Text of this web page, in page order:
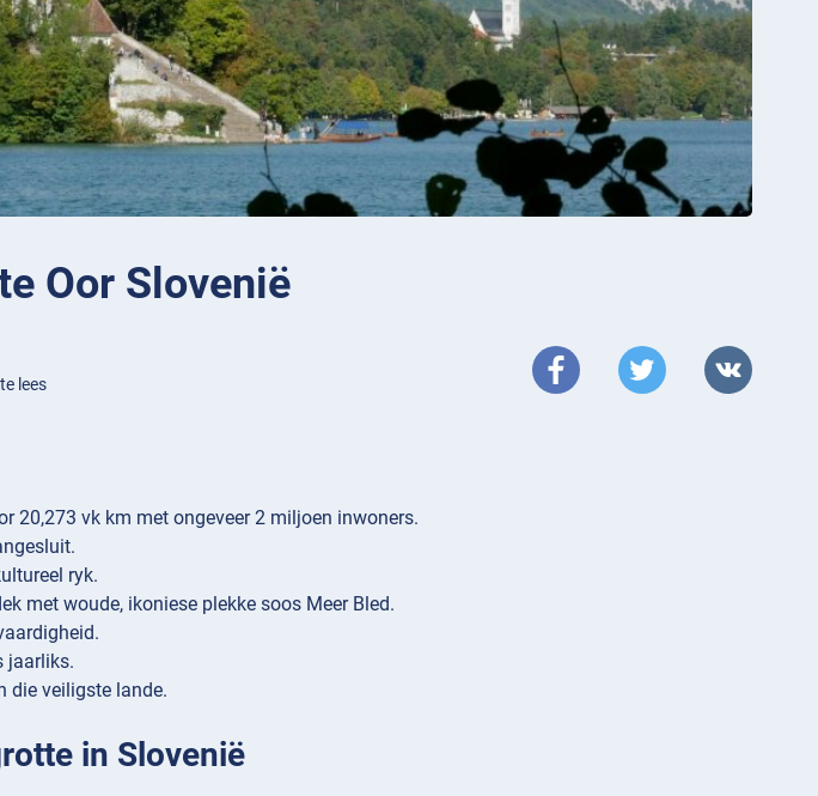
Oor Slovenië
lees
20,273 vk km met ongeveer 2 miljoen inwoners.
ryk.
met woude, ikoniese plekke soos Meer Bled.
jaarliks.
die veiligste lande.
in Slovenië